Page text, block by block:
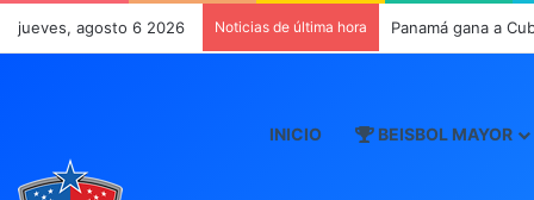
jueves, agosto 6 2026 Noticias de última hora Panamá gana a
INICIO BEISBOL MAYOR